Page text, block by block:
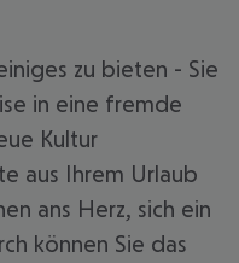
zu bieten - Sie
in eine fremde
Kultur
aus Ihrem Urlaub
ans Herz, sich ein
können Sie das